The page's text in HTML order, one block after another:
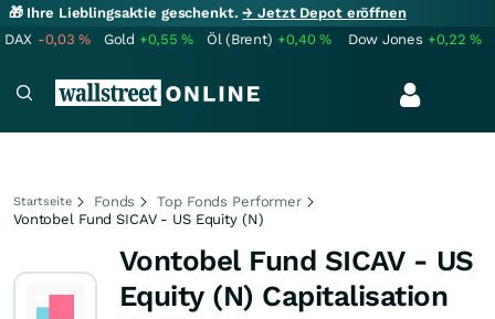
🎁 Ihre Lieblingsaktie geschenkt.→ Jetzt Depot eröffnen
DAX -0,03% Gold +0,55% Öl (Brent) +0,40% Dow Jones +0,22%
Startseite Fonds
Top Fonds Performer
Vontobel Fund SICAV - US Equity (N)
Vontobel Fund SICAV - US
Equity (N) Capitalisation